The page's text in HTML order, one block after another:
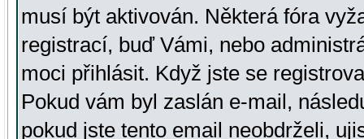
musí být aktivován. Některá fóra
registrací, buď Vámi, nebo
moci přihlásit. Když jste se
Pokud vám byl zaslán e-mail,
pokud jste tento email neobdrželi,